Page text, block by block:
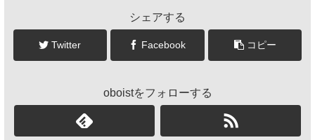
シェアする
Twitter Facebook コピー
oboistをフォローする